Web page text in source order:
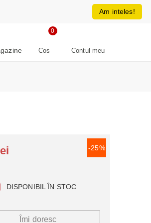
RON
Cos
0
Contul meu
-25%
DISPONIBIL ÎN STOC
Îmi doresc
Am inteles!